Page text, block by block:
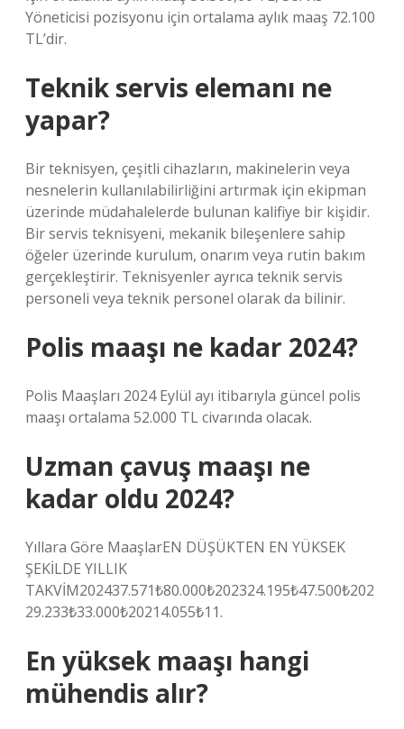
Yöneticisi pozisyonu için ortalama aylık maaş 72.100
TL’dir.
Teknik servis elemanı ne
yapar?
Bir teknisyen, çeşitli cihazların, makinelerin veya
nesnelerin kullanılabilirliğini artırmak için ekipman
üzerinde müdahalelerde bulunan kalifiye bir kişidir.
Bir servis teknisyeni, mekanik bileşenlere sahip
öğeler üzerinde kurulum, onarım veya rutin bakım
gerçekleştirir. Teknisyenler ayrıca teknik servis
personeli veya teknik personel olarak da bilinir.
Polis maaşı ne kadar 2024?
Polis Maaşları 2024 Eylül ayı itibarıyla güncel polis
maaşı ortalama 52.000 TL civarında olacak.
Uzman çavuş maaşı ne
kadar oldu 2024?
Yıllara Göre MaaşlarEN DÜŞÜKTEN EN YÜKSEK
ŞEKİLDE YILLIK
TAKVİM202437.571₺80.000₺202324.195₺47.500₺202
29.233₺33.000₺20214.055₺11.
En yüksek maaşı hangi
mühendis alır?